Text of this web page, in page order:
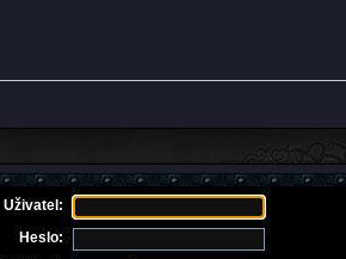
Uživatel:
Heslo: